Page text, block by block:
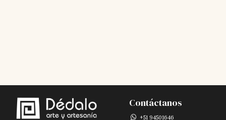
Contáctanos
+5194501646